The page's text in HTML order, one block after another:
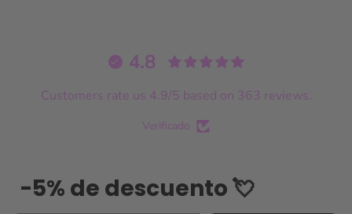
4.8
Customers rate us 4.9/5 based on 363 reviews.
Verificado
-5% de descuento 💘